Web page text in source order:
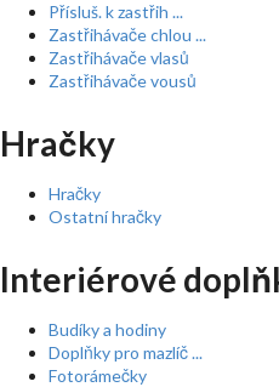
Přísluš. k zastřih ...
Zastřihávače chlou ...
Zastřihávače vlasů
Zastřihávače vousů
Hračky
Hračky
Ostatní hračky
Interiérové
Budíky a hodiny
Doplňky pro mazlíč ...
Fotorámečky